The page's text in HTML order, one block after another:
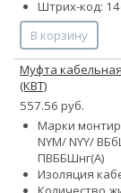
Штрих-код:
В корзину
Муфта
(КВТ)
557.56 руб.
Марки
NYM/ NYY/
ПВББШнг(А)
Изоляция